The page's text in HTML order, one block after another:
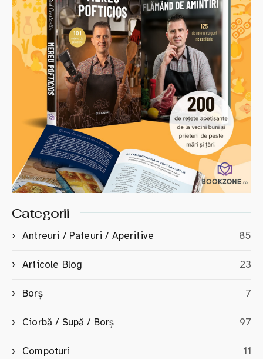
Categorii
Antreuri / Pateuri / Aperitive 85
Articole Blog 23
Borș 7
Ciorbă / Supă / Borș 97
Compoturi 11